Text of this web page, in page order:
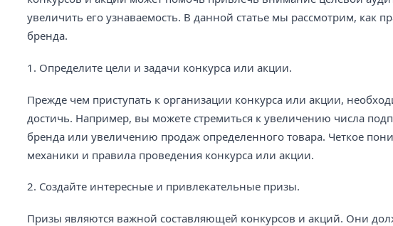
увеличить его узнаваемость. В данной статье мы рассмотрим, как
бренда.
1. Определите цели и задачи конкурса или акции.
Прежде чем приступать к организации конкурса или акции,
достичь. Например, вы можете стремиться к увеличению числа
бренда или увеличению продаж определенного товара. Четкое
механики и правила проведения конкурса или акции.
2. Создайте интересные и привлекательные призы.
Призы являются важной составляющей конкурсов и акций. Они